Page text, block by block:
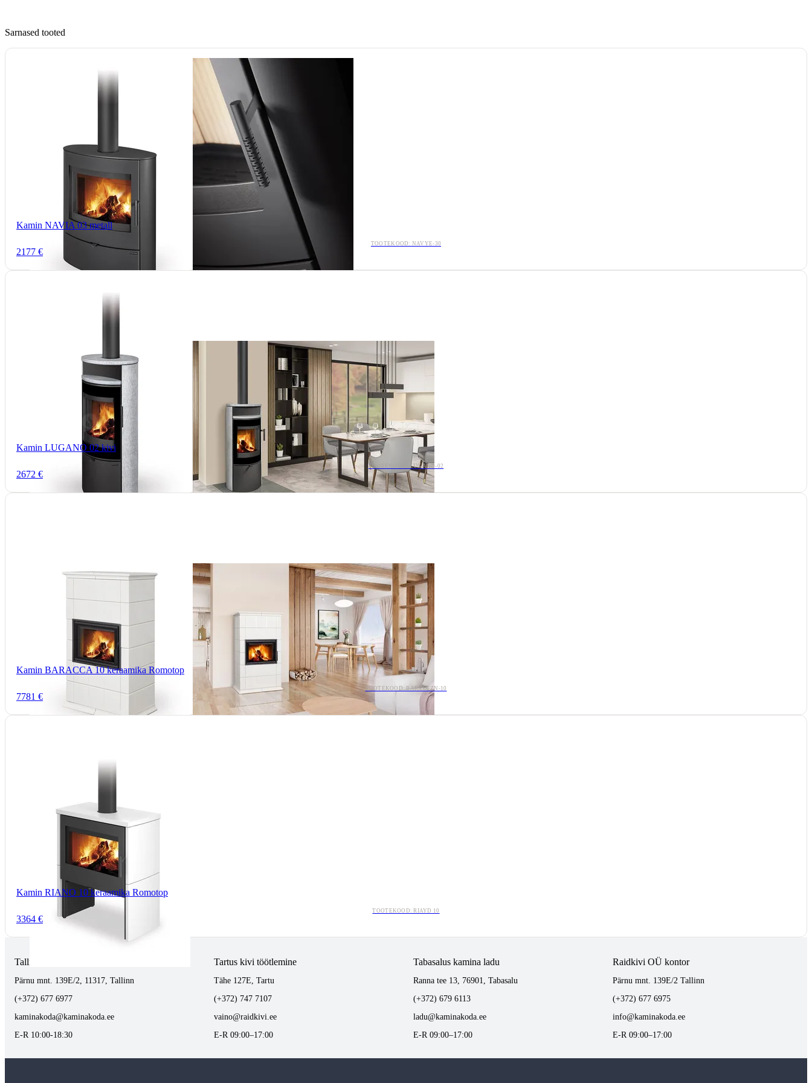
Sarnased tooted
Kamin NAVIA 03 metall
TOOTEKOOD: NAVYE-30
2177 €
Kamin LUGANO 02 kivi
TOOTEKOOD: LUGANO-02
2672 €
Kamin BARACCA 10 keraamika Romotop
TOOTEKOOD: BARXDFZN-10
7781 €
Kamin RIANO 10 keraamika Romotop
TOOTEKOOD: RIAYD 10
3364 €
Tallinnas kaminasalong
Pärnu mnt. 139E/2, 11317, Tallinn
(+372) 677 6977
kaminakoda@kaminakoda.ee
E-R 10:00-18:30
Tartus kivi töötlemine
Tähe 127E, Tartu
(+372) 747 7107
vaino@raidkivi.ee
E-R 09:00–17:00
Tabasalus kamina ladu
Ranna tee 13, 76901, Tabasalu
(+372) 679 6113
ladu@kaminakoda.ee
E-R 09:00–17:00
Raidkivi OÜ kontor
Pärnu mnt. 139E/2 Tallinn
(+372) 677 6975
info@kaminakoda.ee
E-R 09:00–17:00